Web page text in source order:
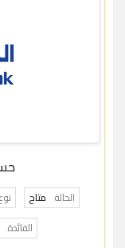
الحالة متاح
الفائدة